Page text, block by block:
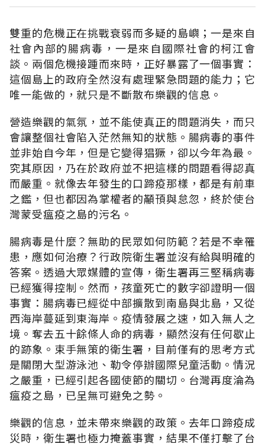
雙重的危機正在挑戰衰弱而多疑的島嶼；一是來自
社會內部的腸病毒，一是來自國際社會的柯江會
談。兩個危機接踵而來時，正好暴露了一個事實：
這個島上的政府全然沒有處理緊急問題的能力；它
唯一能做的，就只是不斷散布樂觀的信息。
營造樂觀的氣氛，並不能使真正的問題消失，而只
會讓整個社會陷入茫然無知的狀態。腸病毒的事件
並非始自今年，但是它變得猖獗，卻以今年為最。
究其原因，乃在於政府並不把這樣的問題看得認真
而嚴重。就像去年發生的口蹄疫那樣，都是有前車
之鑑，但也都因為掌權者的顢頇與怠忽，終於使台
灣蒙受瘟疫之島的污名。
腸病毒是什麼？無助的民眾如何防範？若是不幸罹
患，應如何治療？行政院衛生署並沒有給與明確的
答案。透過大眾媒體的宣傳，衛生署再三堅稱病毒
已經獲得控制。然而，孩童死亡的數字卻證明一個
事實：腸病毒已經從中部擴散到南島與北島，又從
西海岸蔓延到東海岸。疫情發展之速，如入無人之
境。奪去五十餘條人命的病毒，顯然沒有任何歇止
的跡象。束手無策的衛生署，目前僅有的思考方式
是關閉大型游泳池、勒令停辦國際兒童活動。情況
之嚴重，已經引起各國使節的關切。台灣再度淪為
瘟疫之島，已呈無可避免之勢。
樂觀的信息，並未帶來樂觀的政策。去年口蹄疫成
災時，衛生署也極力掩蓋事實，結果不僅打擊了台